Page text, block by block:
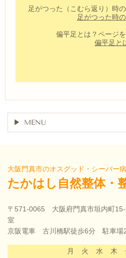
足がつった（こむら返り）時
足がつった時
偏平足とは？ページ
偏平足と
MENU
大阪門真市のオスグッド・シーバー
たかはし自然整体・
〒571-0065 大阪府門真市垣内町
室
京阪電車 古川橋駅徒歩6分 駐車場
月 火 水 木